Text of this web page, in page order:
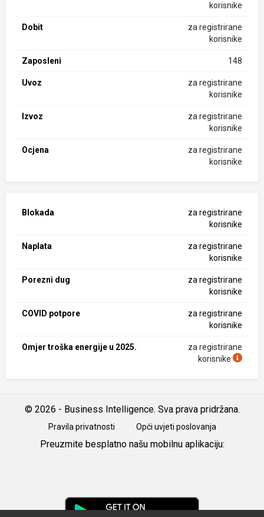
korisnike
Dobit
za registrirane
korisnike
Zaposleni 148
Uvoz
za registrirane
korisnike
Izvoz
za registrirane
korisnike
Ocjena
za registrirane
korisnike
Blokada
za registrirane
korisnike
Naplata
za registrirane
korisnike
Porezni dug
za registrirane
korisnike
COVID potpore
za registrirane
korisnike
Omjer troška energije u 2025.
za registrirane
korisnike
© 2026 - Business Intelligence. Sva prava pridržana.
Pravila privatnosti Opći uvjeti poslovanja
Preuzmite besplatno našu mobilnu aplikaciju: